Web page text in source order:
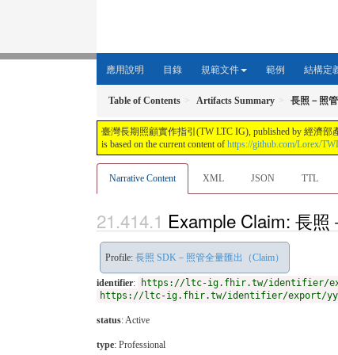
應用說明 目錄 規範文件 範例 結構定
Table of Contents Artifacts Summary 長照－照
臺灣長期照顧實作指引(TW LTC IG), published by 經濟部
is based on the current content of https://github.com/Lorex/
Narrative Content XML JSON TTL
Example Claim: 長
Profile: 長照 SDK－照管全量匯出（Claim）
identifier: https://ltc-ig.fhir.tw/identifier/
https://ltc-ig.fhir.tw/identifier/export/
status: Active
type: Professional